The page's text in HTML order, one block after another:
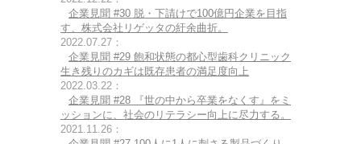
企業見聞 #30 脱・下請けで100億円企業を目指
す、株式会社リゲッタの紆余曲折。
2022.07.27：
企業見聞 #29 飽和状態の都心型歯科クリニック
生き残りのカギは既存患者の満足度向上
2022.03.22：
企業見聞 #28 『世の中から卒業をなくす』をミ
ッションに、社会のリテラシー向上に尽力する。
2021.11.26：